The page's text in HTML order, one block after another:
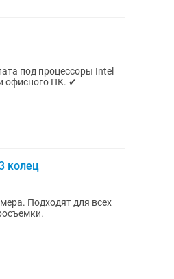
под процессоры Intel
офисного ПК. ✔
колец
Подходят для всех